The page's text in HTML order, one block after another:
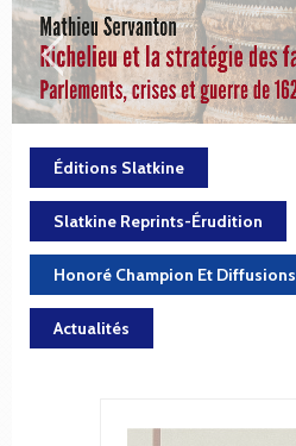
Éditions Slatkine
Slatkine Reprints-Érudition
Honoré Champion Et Diffusions
Actualités